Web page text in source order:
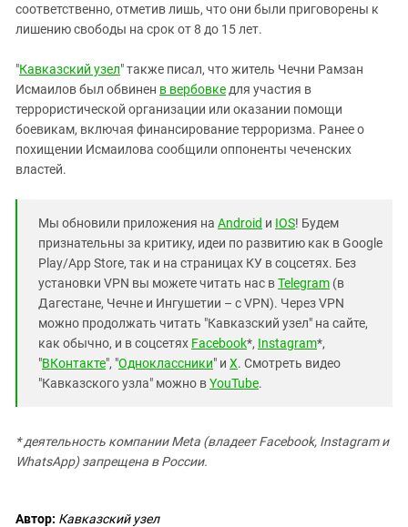
соответственно, отметив лишь, что они были приговорены к
лишению свободы на срок от 8 до 15 лет.
"Кавказский узел" также писал, что житель Чечни Рамзан
Исмаилов был обвинен в вербовке для участия в
террористической организации или оказании помощи
боевикам, включая финансирование терроризма. Ранее о
похищении Исмаилова сообщили оппоненты чеченских
властей.
Мы обновили приложения на Android и IOS! Будем
признательны за критику, идеи по развитию как в Google
Play/App Store, так и на страницах КУ в соцсетях. Без
установки VPN вы можете читать нас вTelegram (в
Дагестане, Чечне и Ингушетии – с VPN). Через VPN
можно продолжать читать "Кавказский узел" на сайте,
как обычно, и в соцсетях Facebook*, Instagram*,
"ВКонтакте", "Одноклассники" и X. Смотреть видео
"Кавказского узла" можно вYouTube.
* деятельность компании Meta (владеет Facebook, Instagram и
WhatsApp) запрещена в России.
Автор: Кавказский узел